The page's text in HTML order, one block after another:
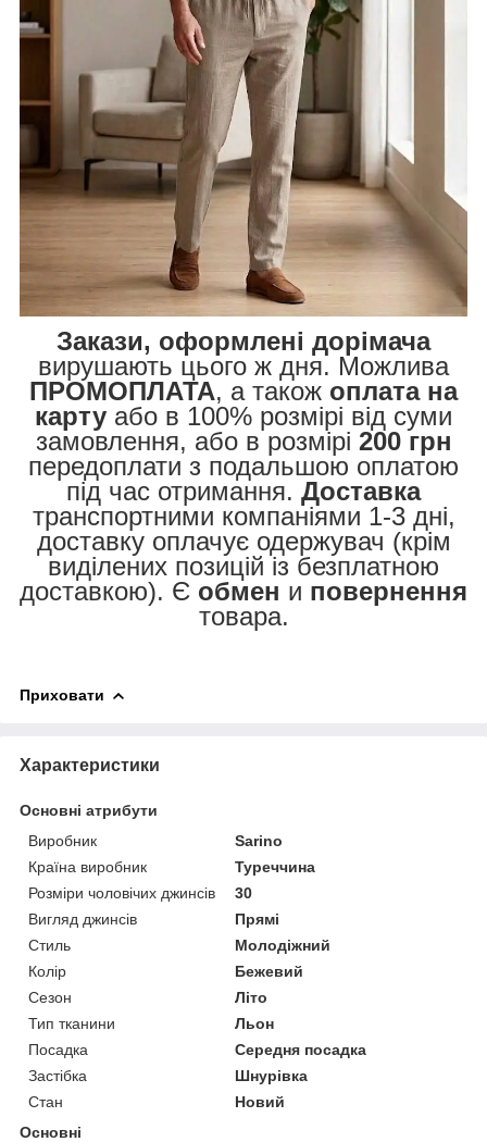
Закази, оформлені дорімача
вирушають цього ж дня. Можлива
ПРОМОПЛАТА, а також оплата на
карту або в 100% розмірі від суми
замовлення, або в розмірі 200 грн
передоплати з подальшою оплатою
під час отримання. Доставка
транспортними компаніями 1-3 дні,
доставку оплачує одержувач (крім
виділених позицій із безплатною
доставкою). Є обмен и повернення
товара.
Приховати
Характеристики
Основні атрибути
Виробник
Sarino
Країна виробник
Туреччина
Розміри чоловічих джинсів
30
Вигляд джинсів
Прямі
Стиль
Молодіжний
Колір
Бежевий
Сезон
Літо
Тип тканини
Льон
Посадка
Середня посадка
Застібка
Шнурівка
Стан
Новий
Основні